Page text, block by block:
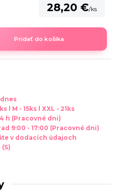
28,20 €/ks
Pridať do košíka
dnes
l M - 15ks l XXL - 21ks
h (Pracovné dni)
9:00 - 17:00 (Pracovné dni)
v dodacích údajoch
(S)